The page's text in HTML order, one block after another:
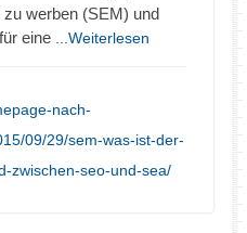
zu werben (SEM) und
eine
...Weiterlesen
nach-
09/29/sem-was-ist-der-
zwischen-seo-und-sea/